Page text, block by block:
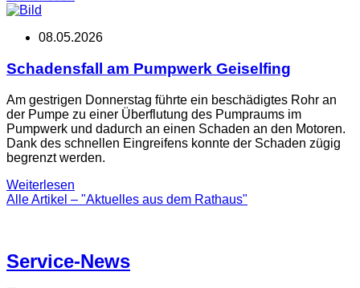
08.05.2026
Schadensfall am Pumpwerk Geiselfing
Am gestrigen Donnerstag führte ein beschädigtes Rohr an
der Pumpe zu einer Überflutung des Pumpraums im
Pumpwerk und dadurch an einen Schaden an den Motoren.
Dank des schnellen Eingreifens konnte der Schaden zügig
begrenzt werden.
Weiterlesen
Alle Artikel – "Aktuelles aus dem Rathaus"
Service-News